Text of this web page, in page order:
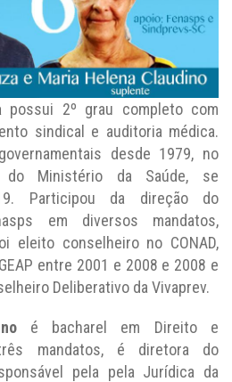
possui 2º grau completo com
sindical e auditoria médica.
desde 1979, no
Ministério da Saúde, se
Participou da direção do
em diversos mandatos,
eleito conselheiro no CONAD,
GEAP entre 2001 e 2008 e 2008 e
Deliberativo da Vivaprev.
é bacharel em Direito e
mandatos, é diretora do
pela pela Jurídica da